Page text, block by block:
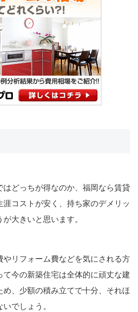
はどっちが得なのか、福岡なら賃貸
涯コストが安く、持ち家のデメリッ
大きいと思います。
やリフォーム費などを気にされる方
て今の新築住宅は全体的に頑丈な建
、少額の積み立てで十分、それほ
でしょう。